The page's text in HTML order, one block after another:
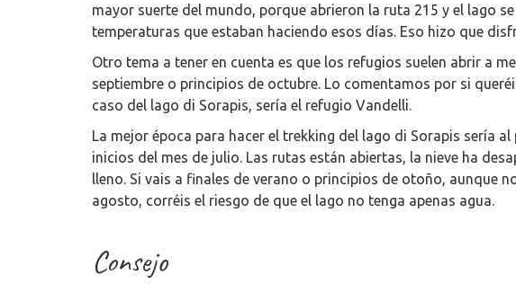
mayor suerte del mundo, porque abrieron la ruta 215 y el lago
temperaturas que estaban haciendo esos días. Eso hizo que
Otro tema a tener en cuenta es que los refugios suelen abrir a
septiembre o principios de octubre. Lo comentamos por si
caso del lago di Sorapis, sería el refugio Vandelli.
La mejor época para hacer el trekking del lago di Sorapis sería
inicios del mes de julio. Las rutas están abiertas, la nieve ha
lleno. Si vais a finales de verano o principios de otoño, aunque
agosto, corréis el riesgo de que el lago no tenga apenas agua.
Consejo